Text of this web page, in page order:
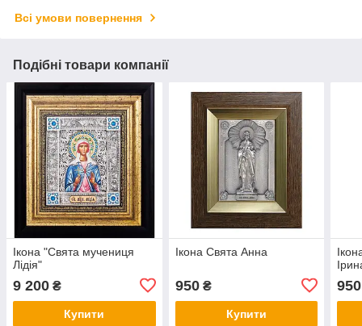
Всі умови повернення
Подібні товари компанії
Ікона "Свята мучениця
Лідія"
9 200 ₴
Купити
Ікона Свята Анна
950₴
Купити
950